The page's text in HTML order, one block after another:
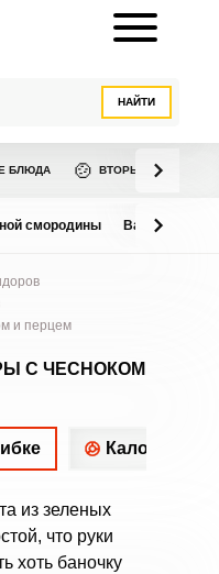
НАЙТИ
БЛЮДА 🍲 ВТОРЫЕ БЛЮДА
смородины Варенье из
и перцем
С ЧЕСНОКОМ
из зеленых
что руки
хоть баночку